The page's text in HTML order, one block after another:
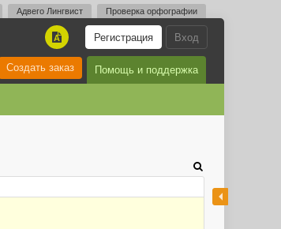
Адвего Лингвист Проверка орфографии
Вход
Регистрация
A
Помощь и поддержка
Создать заказ